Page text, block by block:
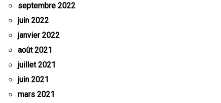
septembre 2022
juin 2022
janvier 2022
août 2021
juillet 2021
juin 2021
mars 2021